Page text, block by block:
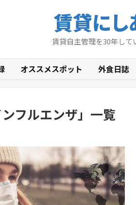
賃貸にし
賃貸自主管理を30年して
オススメスポット 外食日誌
フルエンザ」 一覧